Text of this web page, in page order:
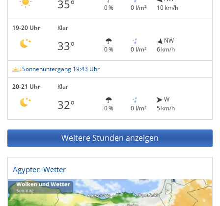
35° 0 % 0 l/m²
10 km/h
19-20 Uhr Klar
33° 0 % 0 l/m²
NW
6 km/h
Sonnenuntergang 19:43 Uhr
20-21 Uhr Klar
32° 0 % 0 l/m²
W
5 km/h
Weitere Stunden anzeigen
Ägypten-Wetter